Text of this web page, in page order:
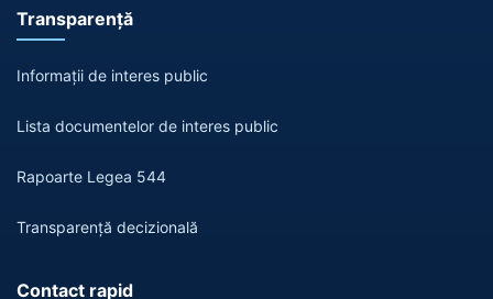
Transparență
Informații de interes public
Lista documentelor de interes public
Rapoarte Legea 544
Transparență decizională
Contact rapid